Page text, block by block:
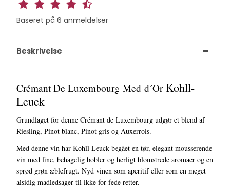
Baseret på 6 anmeldelser
Beskrivelse
Crémant De LuxembourgMed d´OrKohll-
Leuck
Grundlaget for denne Crémant de Luxembourg udgør et blend af
Riesling, Pinot blanc, Pinot gris og Auxerrois.
Med denne vin har Kohll Leuck begået en tør, elegant mousserende
vin med fine, behagelig bobler og herligt blomstrede aromaer og en
sprød grøn æblefrugt. Nyd vinen som aperitif eller som en meget
alsidig madledsager til ikke for fede retter.